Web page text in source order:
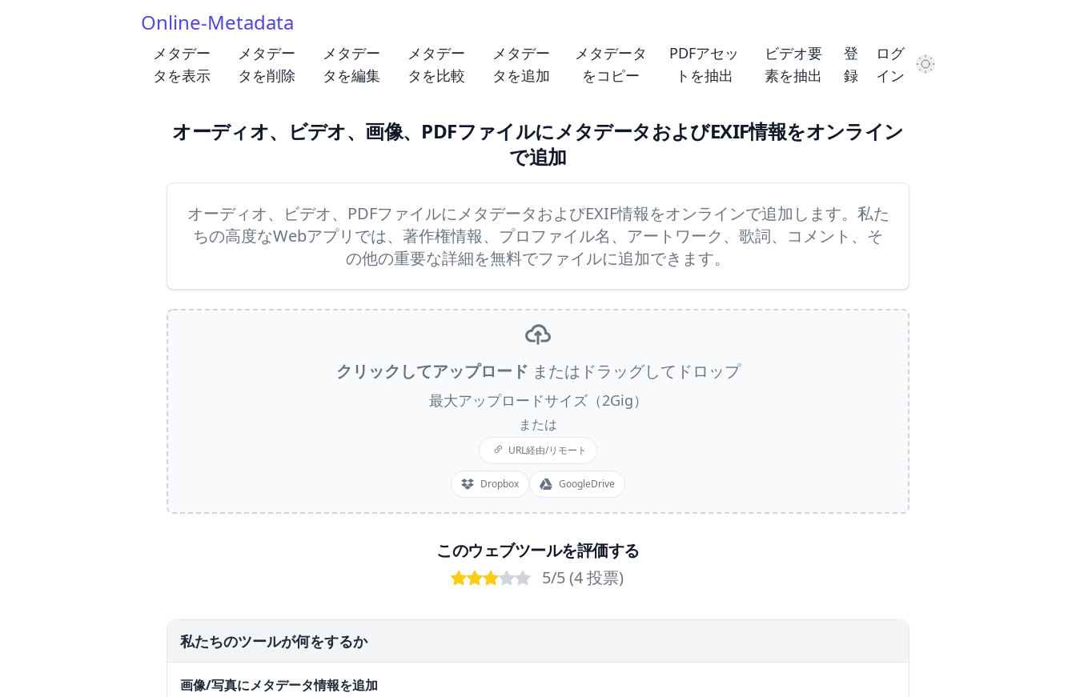
Online-Metadata
メタデー
タを表示
メタデー
タを削除
メタデー
タを編集
メタデー
タを比較
メタデー
タを追加
メタデータ
をコピー
PDFアセッ
トを抽出
ビデオ要
素を抽出
登
録
ログ
イン
Dark Mode
オーディオ、ビデオ、画像、PDFファイルにメタデータおよびEXIF情報をオンライン
で追加
オーディオ、ビデオ、PDFファイルにメタデータおよびEXIF情報をオンラインで追加します。私た
ちの高度なWebアプリでは、著作権情報、プロファイル名、アートワーク、歌詞、コメント、そ
の他の重要な詳細を無料でファイルに追加できます。
クリックしてアップロード またはドラッグしてドロップ
最大アップロードサイズ（2Gig）
または
URL経由/リモート
Dropbox GoogleDrive
このウェブツールを評価する
BadPoor
OKGoodExcellent
5/5 (4投票)
私たちのツールが何をするか
画像/写真にメタデータ情報を追加